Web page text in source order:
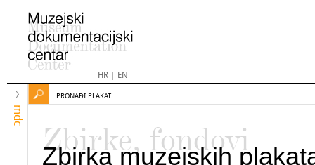
HR| EN
mdc
PRONAĐI PLAKAT
Zbirke, fondovi
Zbirka muzejskih